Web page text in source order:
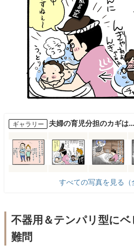
ギャラリー 夫婦の育児分担のカギは
すべての写真を見る（
不器用＆テンパリ型に
難問